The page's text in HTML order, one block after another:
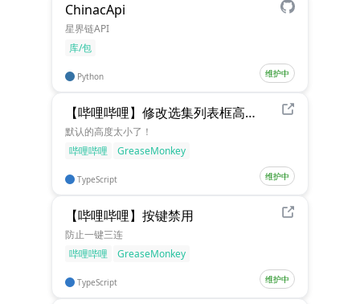
维护中
ChinacApi
星界链API
库/包
Python
维护中
【哔哩哔哩】修改选集列表框高度
默认的高度太小了！
哔哩哔哩
GreaseMonkey
TypeScript
维护中
【哔哩哔哩】按键禁用
防止一键三连
哔哩哔哩
GreaseMonkey
TypeScript